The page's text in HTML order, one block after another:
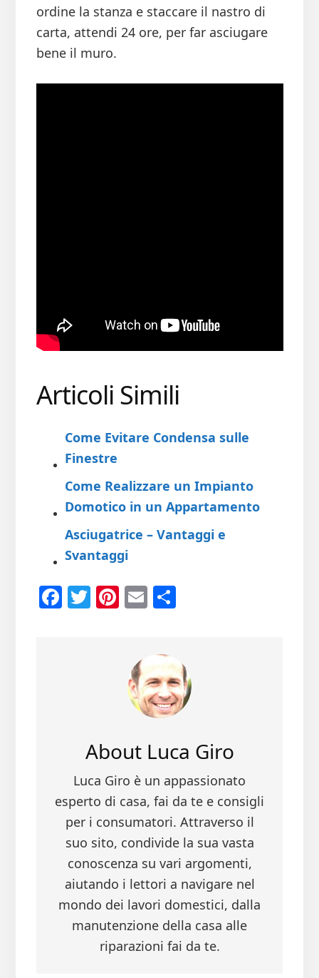
ordine la stanza e staccare il nastro di
carta, attendi 24 ore, per far asciugare
bene il muro.
Articoli Simili
Come Evitare Condensa sulle
Finestre
Come Realizzare un Impianto
Domotico in un Appartamento
Asciugatrice – Vantaggi e
Svantaggi
Fa
T
Pi
es
E
vi
di
About Luca Giro
Luca Giro è un appassionato
esperto di casa, fai da te e consigli
per i consumatori. Attraverso il
suo sito, condivide la sua vasta
conoscenza su vari argomenti,
aiutando i lettori a navigare nel
mondo dei lavori domestici, dalla
manutenzione della casa alle
riparazioni fai da te.